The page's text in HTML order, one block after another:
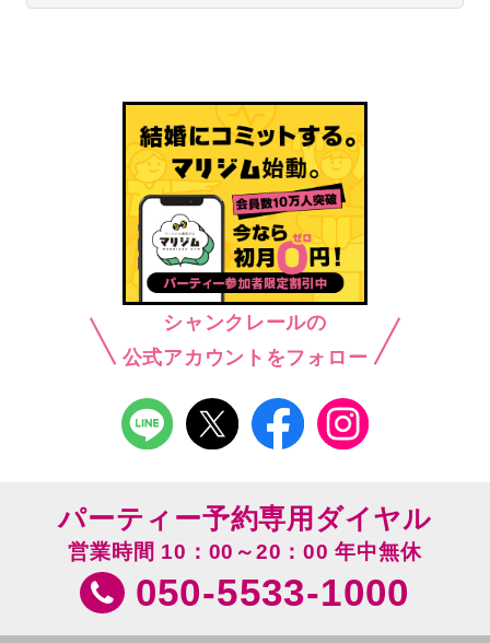
シャンクレールの
公式アカウントをフォロー
パーティー予約専用ダイヤル
営業時間 10：00～20：00 年中無休
050-5533-1000